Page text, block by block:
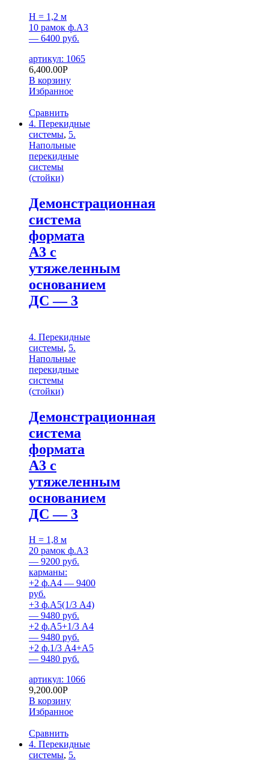
H = 1,2 м
10 рамок ф.А3
— 6400 руб.
артикул: 1065
6,400.00Р
В корзину
Избранное
Сравнить
4. Перекидные
системы, 5.
Напольные
перекидные
системы
(стойки)
Демонстрационная
система
формата
А3 с
утяжеленным
основанием
ДС — 3
4. Перекидные
системы, 5.
Напольные
перекидные
системы
(стойки)
Демонстрационная
система
формата
А3 с
утяжеленным
основанием
ДС — 3
H = 1,8 м
20 рамок ф.А3
— 9200 руб.
карманы:
+2 ф.А4 — 9400
руб.
+3 ф.А5(1/3 А4)
— 9480 руб.
+2 ф.А5+1/3 А4
— 9480 руб.
+2 ф.1/3 А4+А5
— 9480 руб.
артикул: 1066
9,200.00Р
В корзину
Избранное
Сравнить
4. Перекидные
системы, 5.